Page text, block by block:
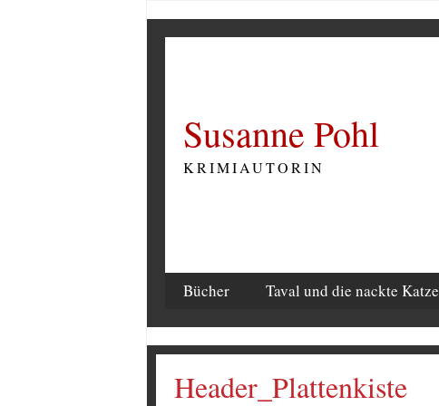
Susanne Pohl
KRIMIAUTORIN
Bücher Taval und die nackte Katze
Header_Plattenkiste